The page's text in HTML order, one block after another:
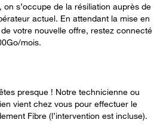
on s’occupe de la résiliation auprès de
actuel. En attendant la mise en
votre nouvelle offre, restez connecté
mois.
presque ! Notre technicienne ou
vient chez vous pour effectuer le
Fibre (l’intervention est incluse).